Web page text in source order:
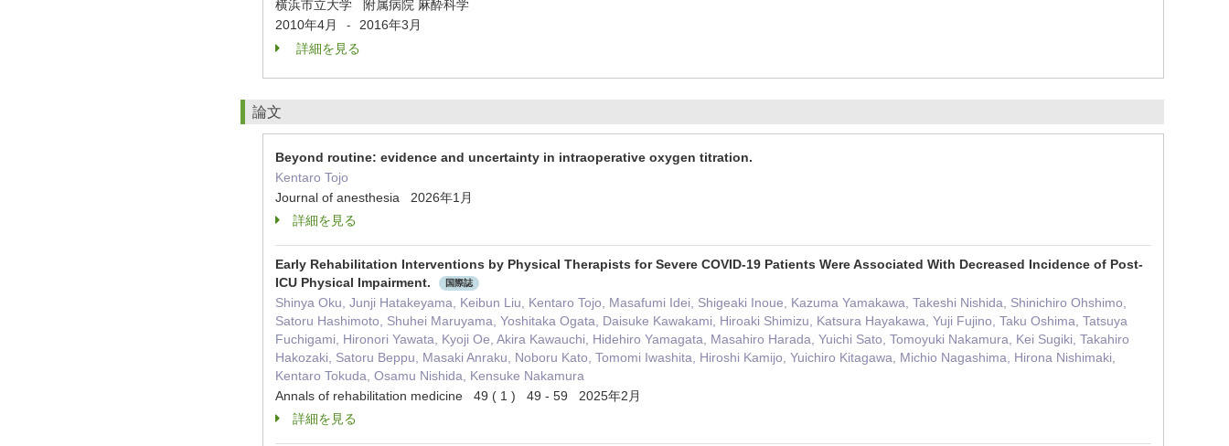
横浜市立大学 附属病院 麻酔科学
2010年4月
-
2016年3月
詳細を見る
論文
Beyond routine: evidence and uncertainty in intraoperative oxygen titration.
Kentaro Tojo
Journal of anesthesia 2026年1月
詳細を見る
Early Rehabilitation Interventions by Physical Therapists for Severe COVID-19 Patients Were Associated With Decreased Incidence of Post-
ICU Physical Impairment.
国際誌
Shinya Oku, Junji Hatakeyama, Keibun Liu, Kentaro Tojo, Masafumi Idei, Shigeaki Inoue, Kazuma Yamakawa, Takeshi Nishida, Shinichiro Ohshimo,
Satoru Hashimoto, Shuhei Maruyama, Yoshitaka Ogata, Daisuke Kawakami, Hiroaki Shimizu, Katsura Hayakawa, Yuji Fujino, Taku Oshima, Tatsuya
Fuchigami, Hironori Yawata, Kyoji Oe, Akira Kawauchi, Hidehiro Yamagata, Masahiro Harada, Yuichi Sato, Tomoyuki Nakamura, Kei Sugiki, Takahiro
Hakozaki, Satoru Beppu, Masaki Anraku, Noboru Kato, Tomomi Iwashita, Hiroshi Kamijo, Yuichiro Kitagawa, Michio Nagashima, Hirona Nishimaki,
Kentaro Tokuda, Osamu Nishida, Kensuke Nakamura
Annals of rehabilitation medicine 49 ( 1 ) 49 - 59 2025年2月
詳細を見る